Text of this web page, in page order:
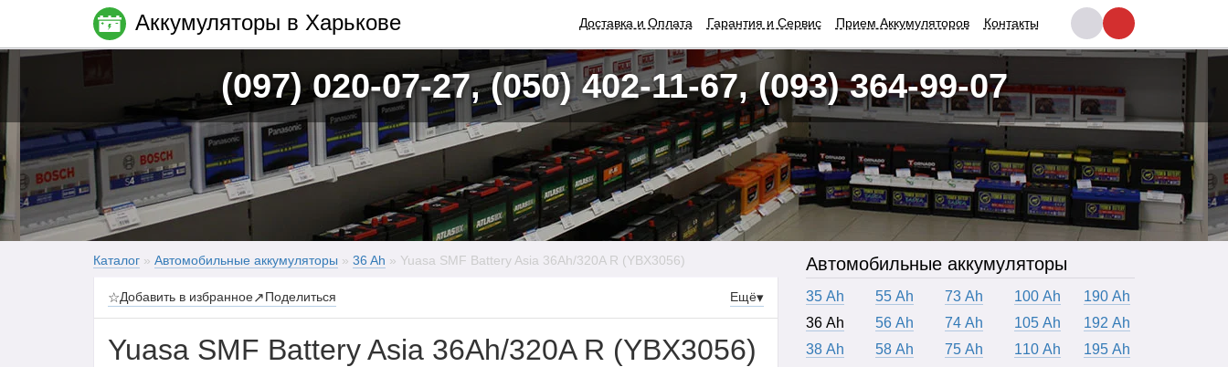
(097) 020-07-27, (050) 402-11-67, (093) 364-99-07
Каталог » Автомобильные аккумуляторы » 36 Ah » Yuasa SMF Battery Asia 36Ah/320A R (YBX3056)
☆Добавить в избранное↗Поделиться Ещё▾
Yuasa SMF Battery Asia 36Ah/320A R (YBX3056)
Автомобильные аккумуляторы
35 Ah
36 Ah
38 Ah
55 Ah
56 Ah
58 Ah
73 Ah
74 Ah
75 Ah
100 Ah
105 Ah
110 Ah
190 Ah
192 Ah
195 Ah
Аккумуляторы в Харькове Доставка и Оплата Гарантия и Сервис Прием Аккумуляторов Контакты